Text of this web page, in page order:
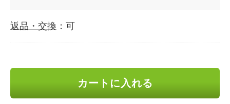
返品・交換 ：可
カートに入れる